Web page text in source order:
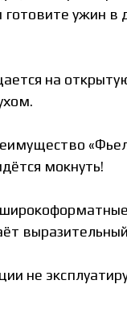
ужин
на
мокнуть!
не